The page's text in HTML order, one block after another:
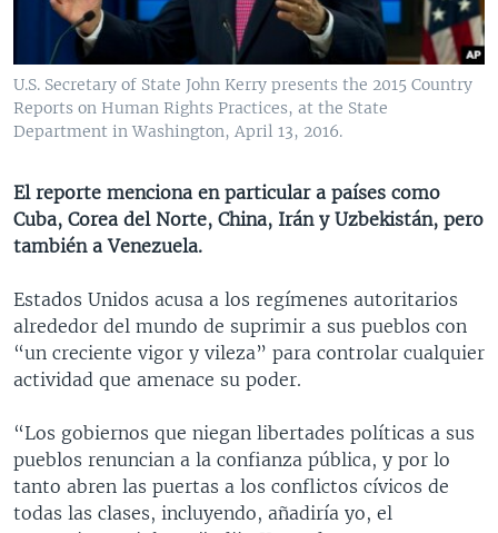
VENEZUELA
BRASIL
NICARAGUA
ECONOMÍA
ENTRETENIMIENTO Y CULTURA
TECNOLOGÍA
DEPORTES
MULTIMEDIA
VIDEOS
FOTOGRAFÍA
AUDIOS
PROGRAMAS TV
EL MUNDO AL DÍA
FORO INTERAMERICANO
LAS CLAVES
RADIO
AVANCE INFORMATIVO
BUENOS DÍAS AMÉRICA
EL MUNDO AL DÍA [RADIO]
DEPORTIVO INTERNACIONAL
ENTRETENIMIENTO
DIRECT
Learning English
SÍGANOS
U.S. Secretary of State John Kerry presents the 2015 Country
Reports on Human Rights Practices, at the State
Department in Washington, April 13, 2016.
El reporte menciona en particular a países como
Cuba, Corea del Norte, China, Irán y Uzbekistán, pero
también a Venezuela.
Estados Unidos acusa a los regímenes autoritarios
alrededor del mundo de suprimir a sus pueblos con
“un creciente vigor y vileza” para controlar cualquier
actividad que amenace su poder.
“Los gobiernos que niegan libertades políticas a sus
pueblos renuncian a la confianza pública, y por lo
tanto abren las puertas a los conflictos cívicos de
todas las clases, incluyendo, añadiría yo, el